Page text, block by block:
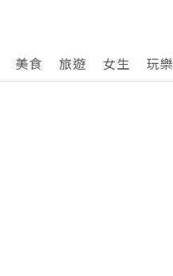
美食 旅遊 女生 玩樂